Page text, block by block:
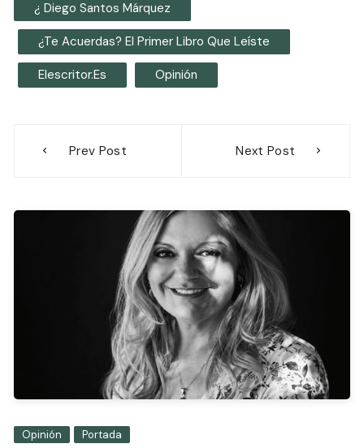
¿ Diego Santos Márquez
¿Te Acuerdas? El Primer Libro Que Leíste
Elescritor.es Opinión
Prev Post Next Post
Opinión Portada